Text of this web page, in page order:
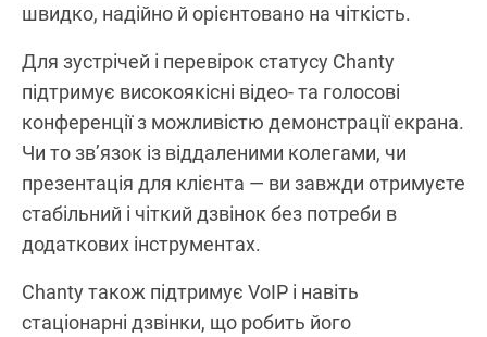
швидко, надійно й орієнтовано на чіткість.
Для зустрічей і перевірок статусу Chanty
підтримує високоякісні відео- та голосові
конференції з можливістю демонстрації екрана.
Чи то зв’язок із віддаленими колегами, чи
презентація для клієнта — ви завжди отримуєте
стабільний і чіткий дзвінок без потреби в
додаткових інструментах.
Chanty також підтримує VoIP і навіть
стаціонарні дзвінки, що робить його